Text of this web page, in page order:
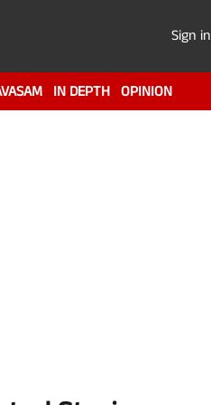
Sign in
IN DEPTH OPINION